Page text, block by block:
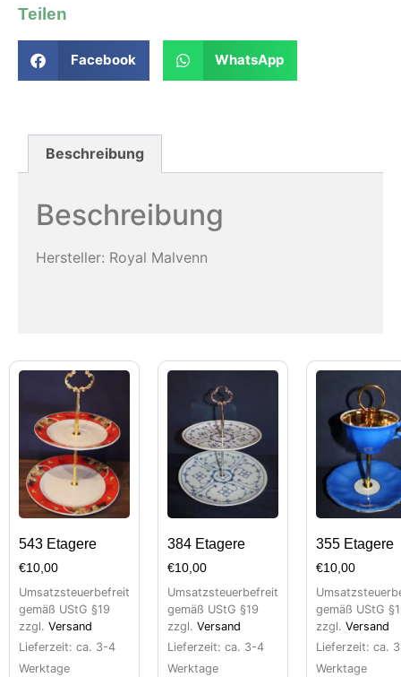
Teilen
Facebook WhatsApp
Beschreibung
Beschreibung
Hersteller: Royal Malvenn
543 Etagere
€10,00
Umsatzsteuerbefreit
gemäß UStG §19
zzgl. Versand
Lieferzeit: ca. 3-4
Werktage
384 Etagere
€10,00
Umsatzsteuerbefreit
gemäß UStG §19
zzgl. Versand
Lieferzeit: ca. 3-4
Werktage
355 Etagere
€10,00
gemäß UStG
zzgl. Versand
Lieferzeit: ca.
Werktage